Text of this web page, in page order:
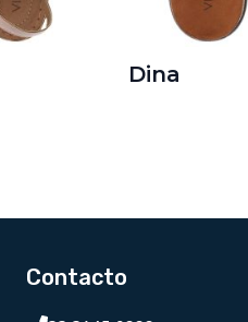
Dina
Contacto